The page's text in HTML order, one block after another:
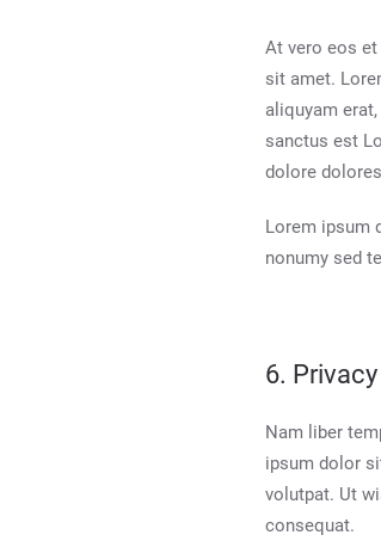
At vero eos
sit amet.
aliquyam
sanctus est
dolore
Lorem ipsum
nonumy sed
6.
Nam liber
ipsum dolor
volutpat. Ut
consequat.